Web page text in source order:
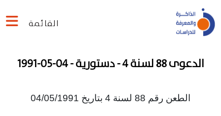
القائمة
الدعوى 88 لسنة 4 - دستورية - 04-05-1991
الطعن رقم 88 لسنة 4 بتاريخ 04/05/1991